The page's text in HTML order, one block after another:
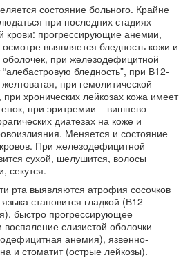
состояние больного. Крайне
при последних стадиях
крови: прогрессирующие анемии,
выявляется бледность кожи и
при железодефицитной
бледность”, при В12-
при гемолитической
хронических лейкозах кожа имеет
при эритремии – вишнево-
диатезах на коже и
Меняется и состояние
При железодефицитной
сухой, шелушится, волосы
секутся.
рта выявляются атрофия сосочков
становится гладкой (В12-
быстро прогрессирующее
слизистой оболочки
анемия), язвенно-
и стоматит (острые лейкозы).